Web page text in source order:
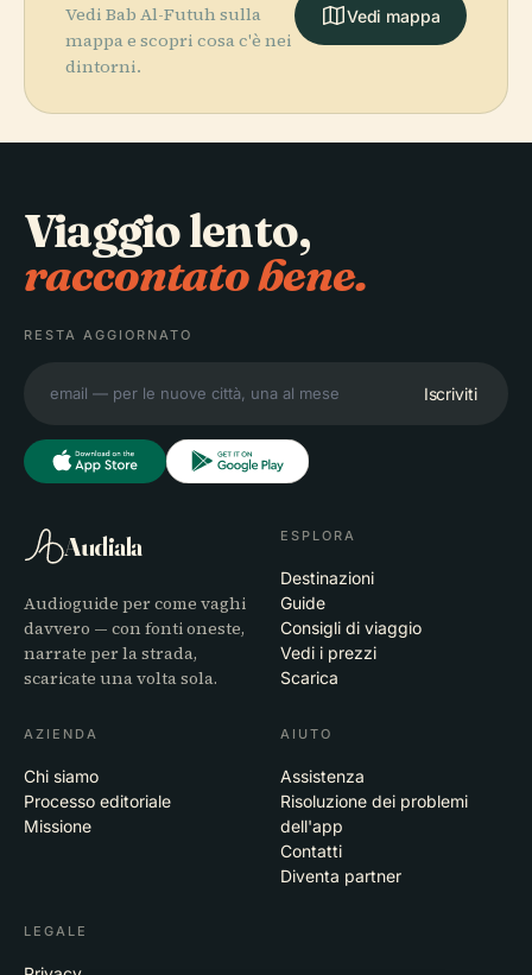
Vedi Bab Al-Futuh sulla
mappa e scopri cosa c'è nei
dintorni.
Vedi mappa
Viaggio lento,
raccontato bene.
RESTA AGGIORNATO
Iscriviti
Audiala
Audioguide per come vaghi
davvero — con fonti oneste,
narrate per la strada,
scaricate una volta sola.
ESPLORA
Destinazioni
Guide
Consigli di viaggio
Vedi i prezzi
Scarica
AZIENDA
Chi siamo
Processo editoriale
Missione
AIUTO
Assistenza
Risoluzione dei problemi
dell'app
Contatti
Diventa partner
LEGALE